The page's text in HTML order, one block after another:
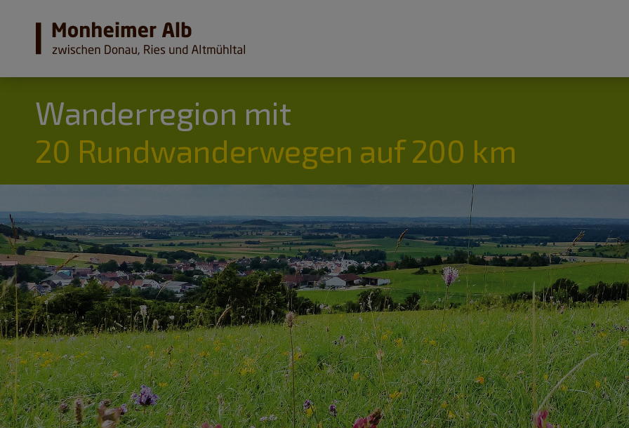
Wanderregion mit
20 Rundwanderwegen auf 200 km